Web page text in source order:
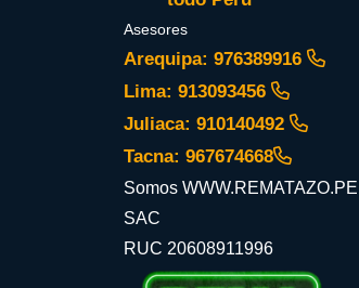
Asesores
Arequipa: 976389916
Lima: 913093456
Juliaca: 910140492
Tacna: 967674668
Somos WWW.REMATAZO.PE
SAC
RUC 20608911996